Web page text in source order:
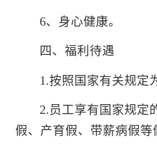
6、身心健康。
四、福利待遇
1.按照国家有关规定
2.员工享有国家规定
假、产育假、带薪病假等